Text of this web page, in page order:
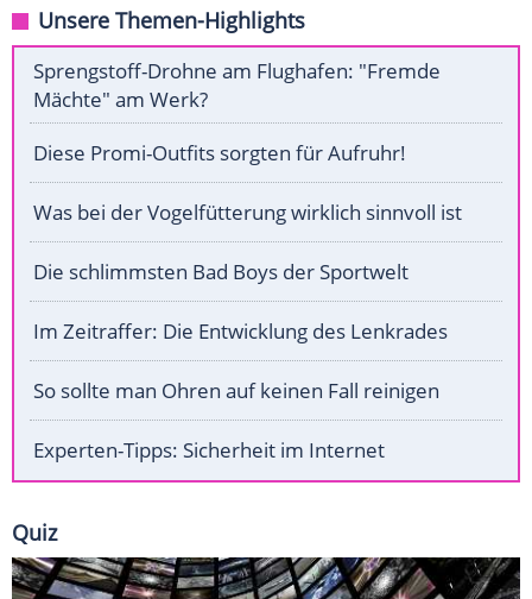
Unsere Themen-Highlights
Sprengstoff-Drohne am Flughafen: "Fremde
Mächte" am Werk?
Diese Promi-Outfits sorgten für Aufruhr!
Was bei der Vogelfütterung wirklich sinnvoll ist
Die schlimmsten Bad Boys der Sportwelt
Im Zeitraffer: Die Entwicklung des Lenkrades
So sollte man Ohren auf keinen Fall reinigen
Experten-Tipps: Sicherheit im Internet
Quiz